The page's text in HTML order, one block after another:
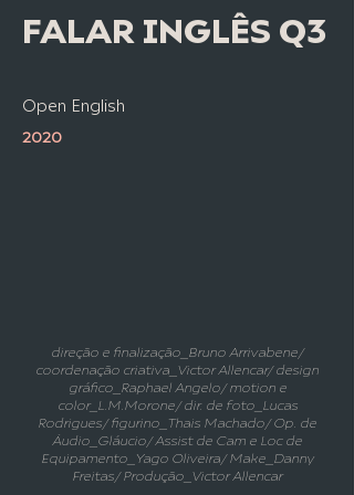
FALAR INGLÊS Q3
Open English
2020
direção e finalização_Bruno Arrivabene/
coordenação criativa_Victor Allencar/ design
gráfico_Raphael Angelo/ motion e
color_L.M.Morone/ dir. de foto_Lucas
Rodrigues/ figurino_Thais Machado/ Op. de
Áudio_Gláucio/ Assist de Cam e Loc de
Equipamento_Yago Oliveira/ Make_Danny
Freitas/ Produção_Victor Allencar